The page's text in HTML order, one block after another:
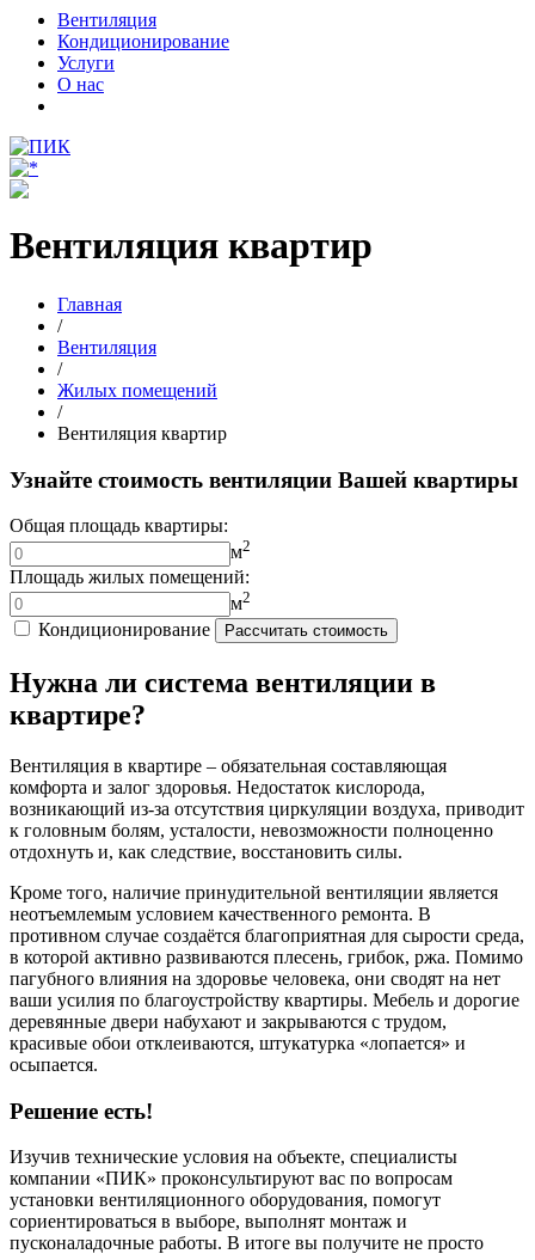
Вентиляция
Кондиционирование
Услуги
О нас
Вентиляция квартир
Главная
/
Вентиляция
/
Жилых помещений
/
Вентиляция квартир
Узнайте стоимость вентиляции Вашей квартиры
Общая площадь квартиры:
м2
Площадь жилых помещений:
м2
Кондиционирование Рассчитать стоимость
Нужна ли система вентиляции в
квартире?
Вентиляция в квартире – обязательная составляющая
комфорта и залог здоровья. Недостаток кислорода,
возникающий из-за отсутствия циркуляции воздуха, приводит
к головным болям, усталости, невозможности полноценно
отдохнуть и, как следствие, восстановить силы.
Кроме того, наличие принудительной вентиляции является
неотъемлемым условием качественного ремонта. В
противном случае создаётся благоприятная для сырости среда,
в которой активно развиваются плесень, грибок, ржа. Помимо
пагубного влияния на здоровье человека, они сводят на нет
ваши усилия по благоустройству квартиры. Мебель и дорогие
деревянные двери набухают и закрываются с трудом,
красивые обои отклеиваются, штукатурка «лопается» и
осыпается.
Решение есть!
Изучив технические условия на объекте, специалисты
компании «ПИК» проконсультируют вас по вопросам
установки вентиляционного оборудования, помогут
сориентироваться в выборе, выполнят монтаж и
пусконаладочные работы. В итоге вы получите не просто